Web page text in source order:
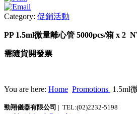
Category: 促銷活動
PP 1.5ml微量離心管 5000pcs/箱 x 2
需隨貨開發票
You are here: Home Promotions 1.5ml
勁翔儀器有限公司 | TEL:(02)2232-5198